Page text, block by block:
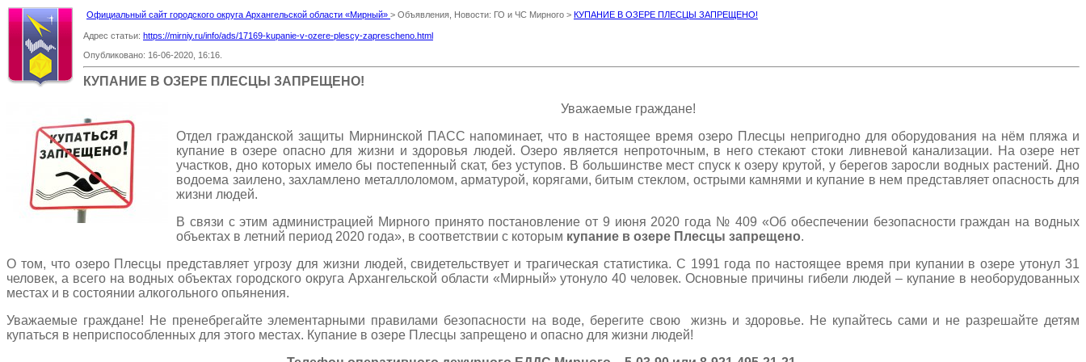
Официальный сайт городского округа Архангельской области «Мирный» > Объявления, Новости: ГО и ЧС Мирного > КУПАНИЕ В ОЗЕРЕ ПЛЕСЦЫ ЗАПРЕЩЕНО!
Адрес статьи: https://mirniy.ru/info/ads/17169-kupanie-v-ozere-plescy-zaprescheno.html
Опубликовано: 16-06-2020, 16:16.
КУПАНИЕ В ОЗЕРЕ ПЛЕСЦЫ ЗАПРЕЩЕНО!
Уважаемые граждане!
Отдел гражданской защиты Мирнинской ПАСС напоминает, что в настоящее время озеро Плесцы непригодно для оборудования на нём пляжа и
купание в озере опасно для жизни и здоровья людей. Озеро является непроточным, в него стекают стоки ливневой канализации. На озере нет
участков, дно которых имело бы постепенный скат, без уступов. В большинстве мест спуск к озеру крутой, у берегов заросли водных растений. Дно
водоема заилено, захламлено металлоломом, арматурой, корягами, битым стеклом, острыми камнями и купание в нем представляет опасность для
жизни людей.
В связи с этим администрацией Мирного принято постановление от 9 июня 2020 года № 409 «Об обеспечении безопасности граждан на водных
объектах в летний период 2020 года», в соответствии с которым купание в озере Плесцы запрещено.
О том, что озеро Плесцы представляет угрозу для жизни людей, свидетельствует и трагическая статистика. С 1991 года по настоящее время при купании в озере утонул 31
человек, а всего на водных объектах городского округа Архангельской области «Мирный» утонуло 40 человек. Основные причины гибели людей – купание в необорудованных
местах и в состоянии алкогольного опьянения.
Уважаемые граждане! Не пренебрегайте элементарными правилами безопасности на воде, берегите свою жизнь и здоровье. Не купайтесь сами и не разрешайте детям
купаться в неприспособленных для этого местах. Купание в озере Плесцы запрещено и опасно для жизни людей!